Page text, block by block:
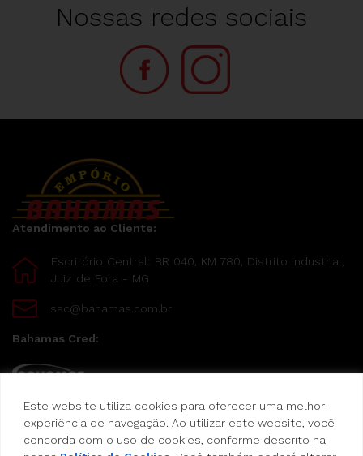
Este website utiliza cookies para oferecer uma melhor
experiência de navegação. Ao utilizar este website, você
concorda com o uso de cookies, conforme descrito na
Nossas redes sociais
Atendimento ao Cliente:
Escritório Central: BR 040, KM 780, Distrito Industrial,
Juiz de Fora - MG
sac@bahamas.com.br
Bahamas Cred:
Pague suas compras com o Bahamas Cred
Formas de pagamento: